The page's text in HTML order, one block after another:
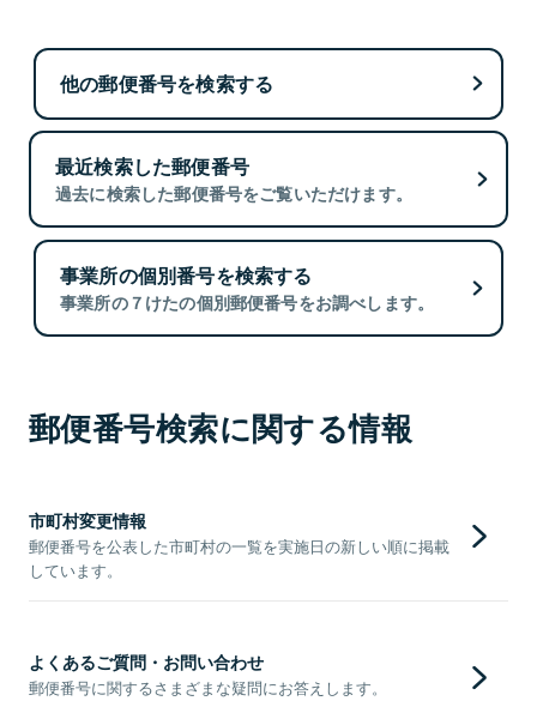
他の郵便番号を検索する
最近検索した郵便番号
過去に検索した郵便番号をご覧いただけます。
事業所の個別番号を検索する
事業所の７けたの個別郵便番号をお調べします。
郵便番号検索に関する情報
市町村変更情報
郵便番号を公表した市町村の一覧を実施日の新しい順に掲載
しています。
よくあるご質問・お問い合わせ
郵便番号に関するさまざまな疑問にお答えします。